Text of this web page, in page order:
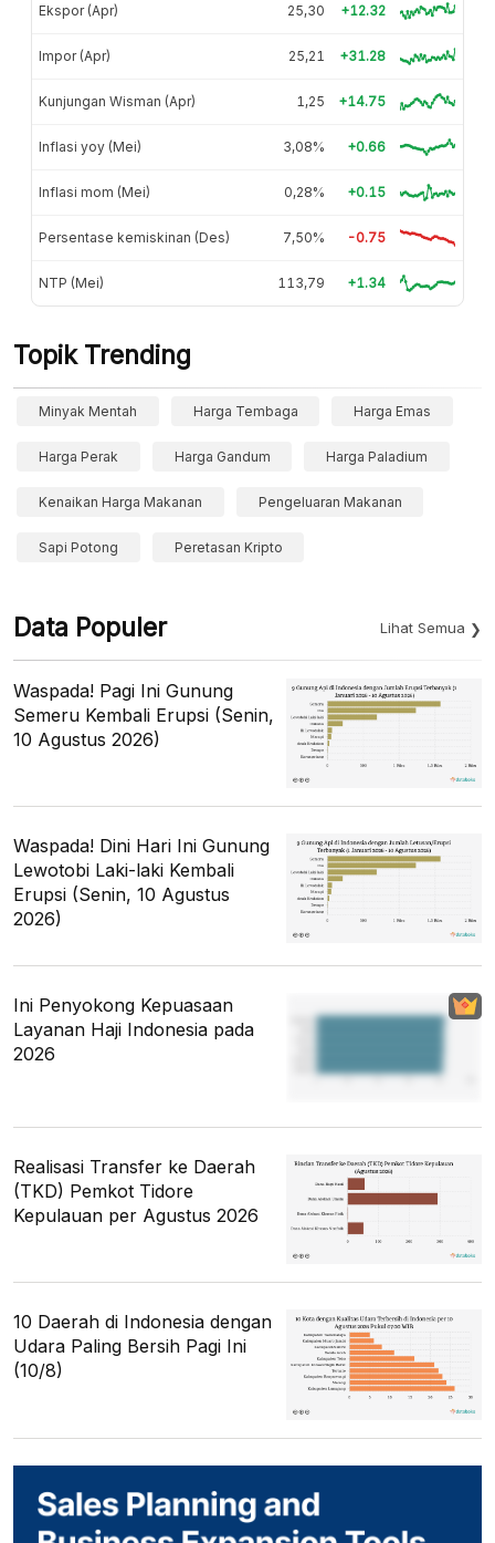
Ekspor (Apr) 25,30 +12.32
Impor (Apr) 25,21 +31.28
Kunjungan Wisman (Apr) 1,25 +14.75
Inflasi yoy (Mei) 3,08% +0.66
Inflasi mom (Mei) 0,28% +0.15
Persentase kemiskinan (Des) 7,50% -0.75
NTP (Mei) 113,79 +1.34
Topik Trending
Minyak Mentah Harga Tembaga Harga Emas
Harga Perak Harga Gandum Harga Paladium
Kenaikan Harga Makanan Pengeluaran Makanan
Sapi Potong Peretasan Kripto
Data Populer Lihat Semua
Waspada! Pagi Ini Gunung
Semeru Kembali Erupsi (Senin,
10 Agustus 2026)
Waspada! Dini Hari Ini Gunung
Lewotobi Laki-laki Kembali
Erupsi (Senin, 10 Agustus
2026)
Ini Penyokong Kepuasaan
Layanan Haji Indonesia pada
2026
Realisasi Transfer ke Daerah
(TKD) Pemkot Tidore
Kepulauan per Agustus 2026
10 Daerah di Indonesia dengan
Udara Paling Bersih Pagi Ini
(10/8)